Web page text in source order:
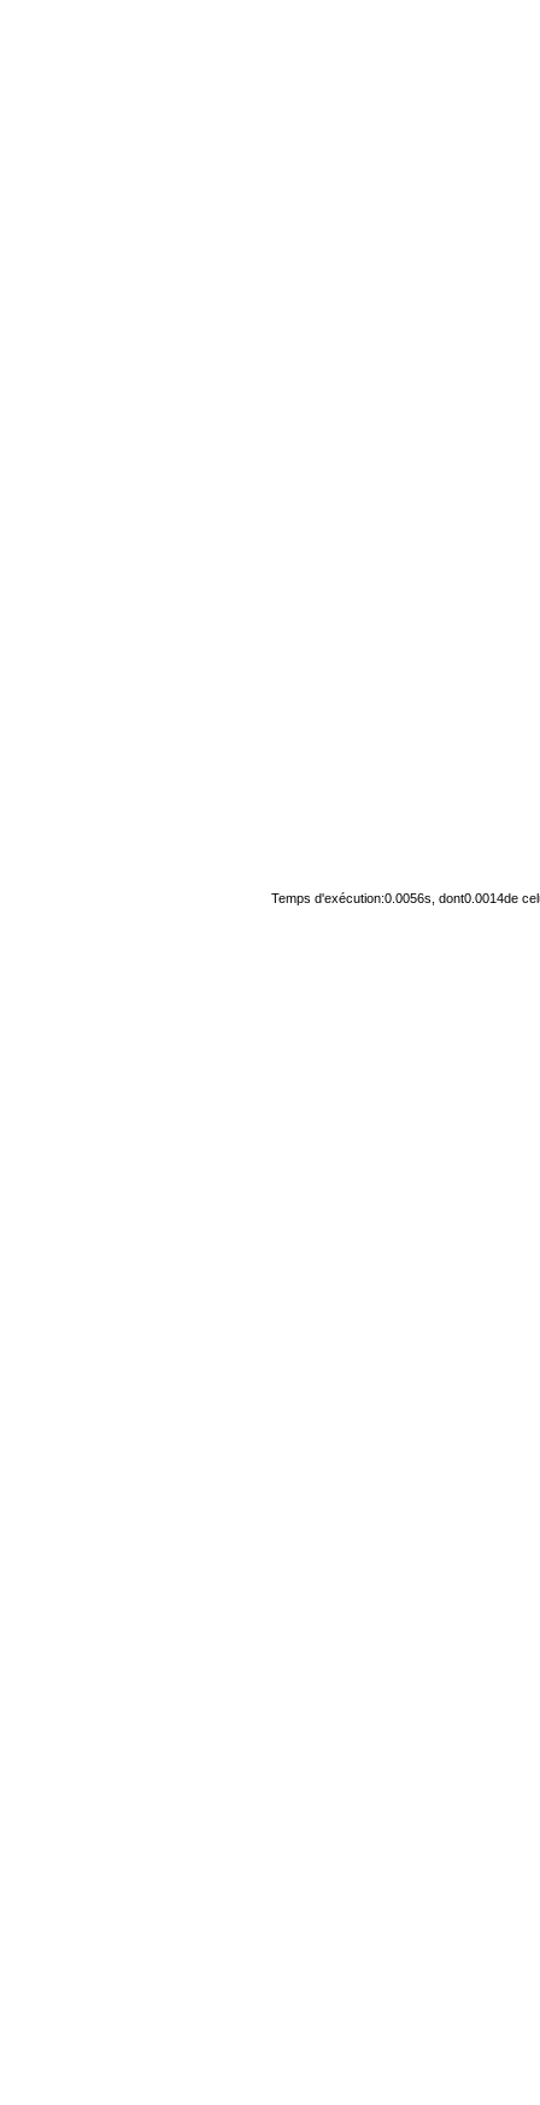
Temps d'exécution:0.0056s, dont0.0014de